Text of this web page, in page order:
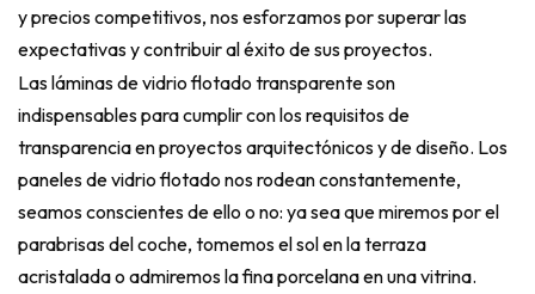
y precios competitivos, nos esforzamos por superar las
expectativas y contribuir al éxito de sus proyectos.
Las láminas de vidrio flotado transparente son
indispensables para cumplir con los requisitos de
transparencia en proyectos arquitectónicos y de diseño. Los
paneles de vidrio flotado nos rodean constantemente,
seamos conscientes de ello o no: ya sea que miremos por el
parabrisas del coche, tomemos el sol en la terraza
acristalada o admiremos la fina porcelana en una vitrina.